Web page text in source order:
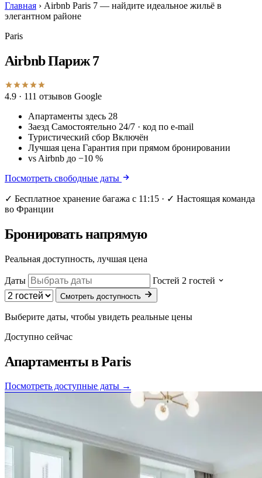
Главная › Airbnb Paris 7 — найдите идеальное жильё в
элегантном районе
Paris
Airbnb Париж 7
4.9 · 111 отзывов Google
Апартаменты здесь 28
Заезд Самостоятельно 24/7 · код по e-mail
Туристический сбор Включён
Лучшая цена Гарантия при прямом бронировании
vs Airbnb до −10 %
Посмотреть свободные даты
✓ Бесплатное хранение багажа с 11:15 · ✓ Настоящая команда
во Франции
Бронировать напрямую
Реальная доступность, лучшая цена
Даты Гостей 2 гостей
Смотреть доступность
Выберите даты, чтобы увидеть реальные цены
Доступно сейчас
Апартаменты вParis
Посмотреть доступные даты →